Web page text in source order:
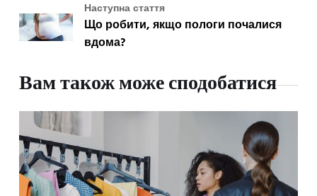
Наступна стаття
Що робити, якщо пологи почалися
вдома?
Вам також може сподобатися